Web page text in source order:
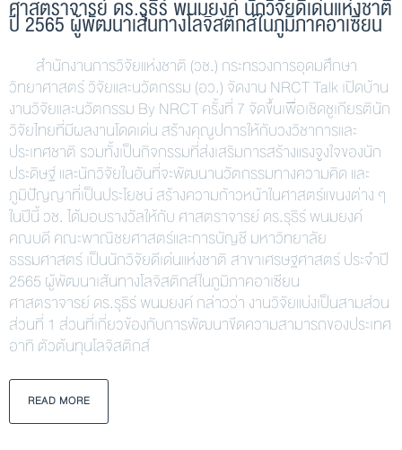
ศาสตราจารย์ ดร.รุธิร์ พนมยงค์ นักวิจัยดีเด่นแห่งชาติ
ปี 2565 ผู้พัฒนาเส้นทางโลจิสติกส์ในภูมิภาคอาเซียน
สำนักงานการวิจัยแห่งชาติ (วช.) กระทรวงการอุดมศึกษา
วิทยาศาสตร์ วิจัยและนวัตกรรม (อว.) จัดงาน NRCT Talk เปิดบ้าน
งานวิจัยและนวัตกรรม By NRCT ครั้งที่ 7 จัดขึ้นเพื่อเชิดชูเกียรตินัก
วิจัยไทยที่มีผลงานโดดเด่น สร้างคุณูปการให้กับวงวิชาการและ
ประเทศชาติ รวมทั้งเป็นกิจกรรมที่ส่งเสริมการสร้างแรงจูงใจของนัก
ประดิษฐ์ และนักวิจัยในอันที่จะพัฒนานวัตกรรมทางความคิด และ
ภูมิปัญญาที่เป็นประโยชน์ สร้างความก้าวหน้าในศาสตร์แขนงต่าง ๆ
ในปีนี้ วช. ได้มอบรางวัลให้กับ ศาสตราจารย์ ดร.รุธิร์ พนมยงค์
คณบดี คณะพาณิชยศาสตร์และการบัญชี มหาวิทยาลัย
ธรรมศาสตร์ เป็นนักวิจัยดีเด่นแห่งชาติ สาขาเศรษฐศาสตร์ ประจำปี
2565 ผู้พัฒนาเส้นทางโลจิสติกส์ในภูมิภาคอาเซียน
ศาสตราจารย์ ดร.รุธิร์ พนมยงค์ กล่าวว่า งานวิจัยแบ่งเป็นสามส่วน
ส่วนที่ 1 ส่วนที่เกี่ยวข้องกับการพัฒนาขีดความสามารถของประเทศ
อาทิ ตัวต้นทุนโลจิสติกส์
READ MORE